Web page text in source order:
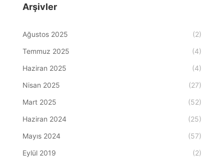
Arşivler
Ağustos 2025
(2)
Temmuz 2025
(4)
Haziran 2025
(4)
Nisan 2025
(27)
Mart 2025
(52)
Haziran 2024
(25)
Mayıs 2024
(57)
Eylül 2019
(2)